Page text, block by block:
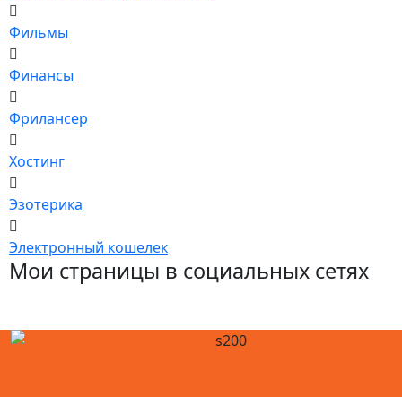
Фильмы
Финансы
Фрилансер
Хостинг
Эзотерика
Электронный кошелек
Мои страницы в социальных сетях